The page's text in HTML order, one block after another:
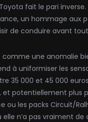
fait le pari inverse.
un hommage aux
de conduire avant
comme une anomalie
à uniformiser les
35 000 et 45 000
et potentiellement plus
ou les packs Circuit/
n’a pas vraiment de